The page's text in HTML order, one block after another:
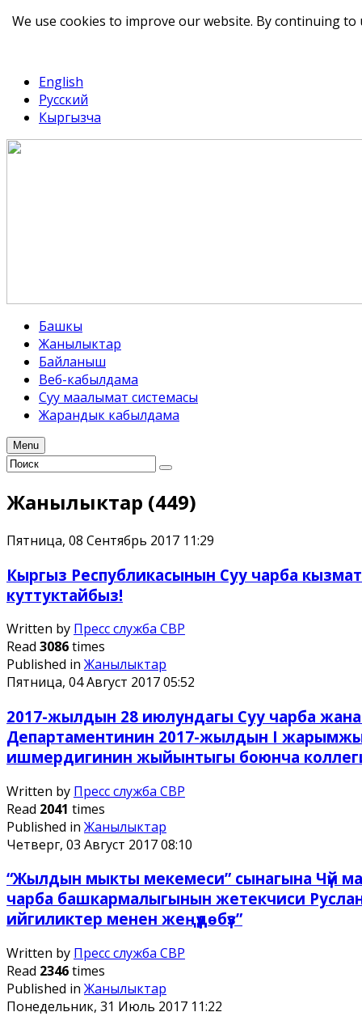
English
Русский
Кыргызча
Башкы
Жанылыктар
Байланыш
Веб-кабылдама
Суу маалымат системасы
Жарандык кабылдама
Menu
Жанылыктар (449)
Пятница, 08 Сентябрь 2017 11:29
Кыргыз Республикасынын Суу чарба
куттуктайбыз!
Written by Пресс служба СВР
Read 3086times
Published in Жанылыктар
Пятница, 04 Август 2017 05:52
2017-жылдын 28 июлундагы Суу чарба
Департаментинин 2017-жылдын I
ишмердигинин жыйынтыгы боюнча
Written by Пресс служба СВР
Read 2041 times
Published in Жанылыктар
Четверг, 03 Август 2017 08:10
“Жылдын мыкты мекемеси” сынагына Чүй
чарба башкармалыгынын жетекчиси
ийгиликтер менен жеңүүдөбүз”
Written by Пресс служба СВР
Read 2346times
Published in Жанылыктар
Понедельник, 31 Июль 2017 11:22
We use cookies to improve our website. By continuing